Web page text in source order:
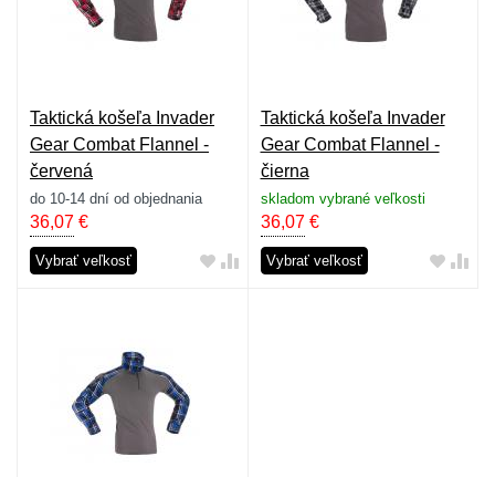
Taktická košeľa Invader
Gear Combat Flannel -
červená
do 10-14 dní od objednania
36,07 €
Vybrať veľkosť
Taktická košeľa Invader
Gear Combat Flannel -
čierna
skladom vybrané veľkosti
36,07€
Vybrať veľkosť